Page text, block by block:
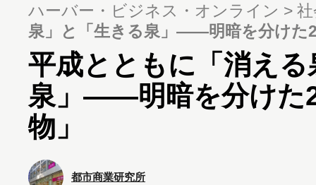
ハーバー・ビジネス・オンライン
泉」と「生きる泉」――明暗を分けた
平成とともに「消え
泉」――明暗を分けた
物」
都市商業研究所